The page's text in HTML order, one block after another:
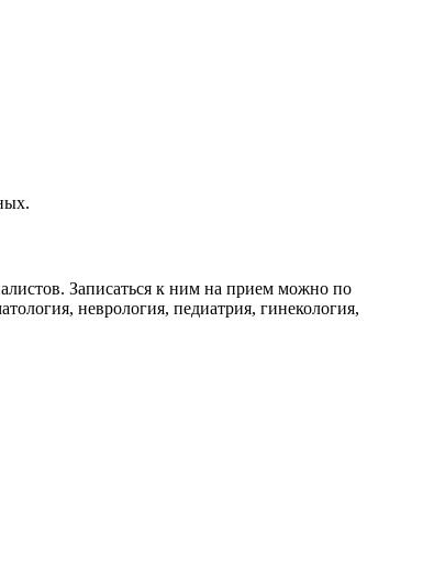
Записаться к ним на прием можно по
неврология, педиатрия, гинекология,